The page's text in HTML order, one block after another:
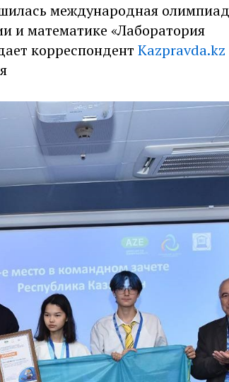
международная
и математике «Лаборатория
корреспондент Kazpravda.kz